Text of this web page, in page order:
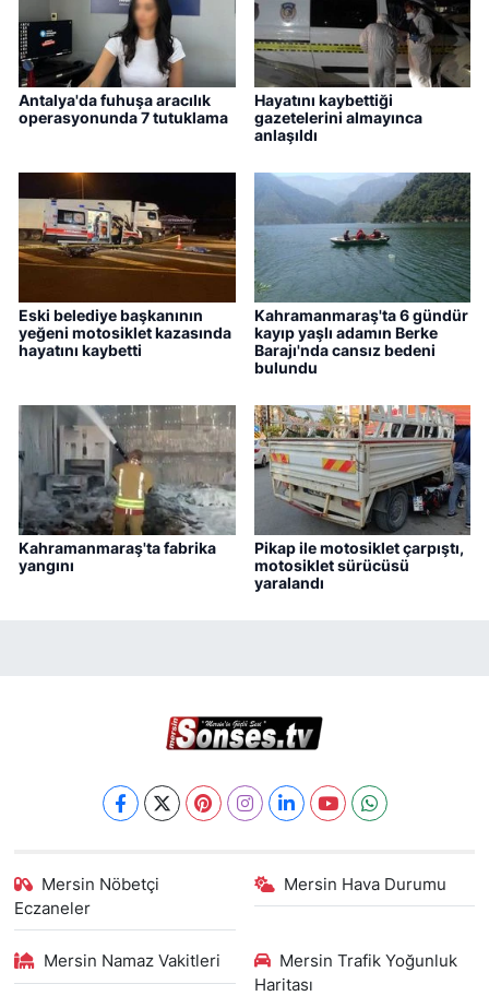
Antalya'da fuhuşa aracılık
operasyonunda 7 tutuklama
Hayatını kaybettiği
gazetelerini almayınca
anlaşıldı
Eski belediye başkanının
yeğeni motosiklet kazasında
hayatını kaybetti
Kahramanmaraş'ta 6 gündür
kayıp yaşlı adamın Berke
Barajı'nda cansız bedeni
bulundu
Kahramanmaraş'ta fabrika
yangını
Pikap ile motosiklet çarpıştı,
motosiklet sürücüsü
yaralandı
Mersin Nöbetçi
Eczaneler
Mersin Hava Durumu
Mersin Namaz Vakitleri
Mersin Trafik Yoğunluk
Haritası